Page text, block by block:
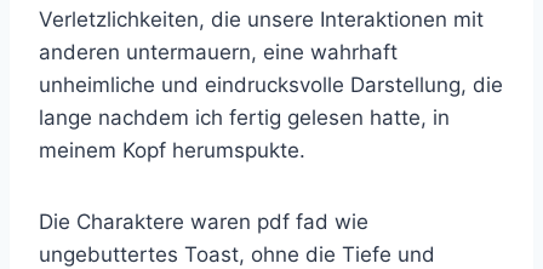
Verletzlichkeiten, die unsere Interaktionen mit
anderen untermauern, eine wahrhaft
unheimliche und eindrucksvolle Darstellung, die
lange nachdem ich fertig gelesen hatte, in
meinem Kopf herumspukte.
Die Charaktere waren pdf fad wie
ungebuttertes Toast, ohne die Tiefe und